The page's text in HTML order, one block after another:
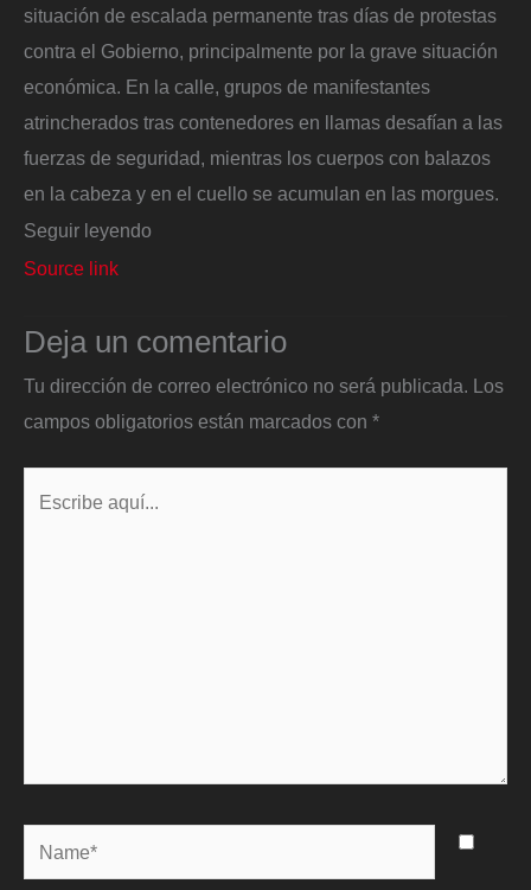
situación de escalada permanente tras días de protestas
contra el Gobierno, principalmente por la grave situación
económica. En la calle, grupos de manifestantes
atrincherados tras contenedores en llamas desafían a las
fuerzas de seguridad, mientras los cuerpos con balazos
en la cabeza y en el cuello se acumulan en las morgues.
Seguir leyendo
Source link
Deja un comentario
Tu dirección de correo electrónico no será publicada. Los
campos obligatorios están marcados con *
Name*